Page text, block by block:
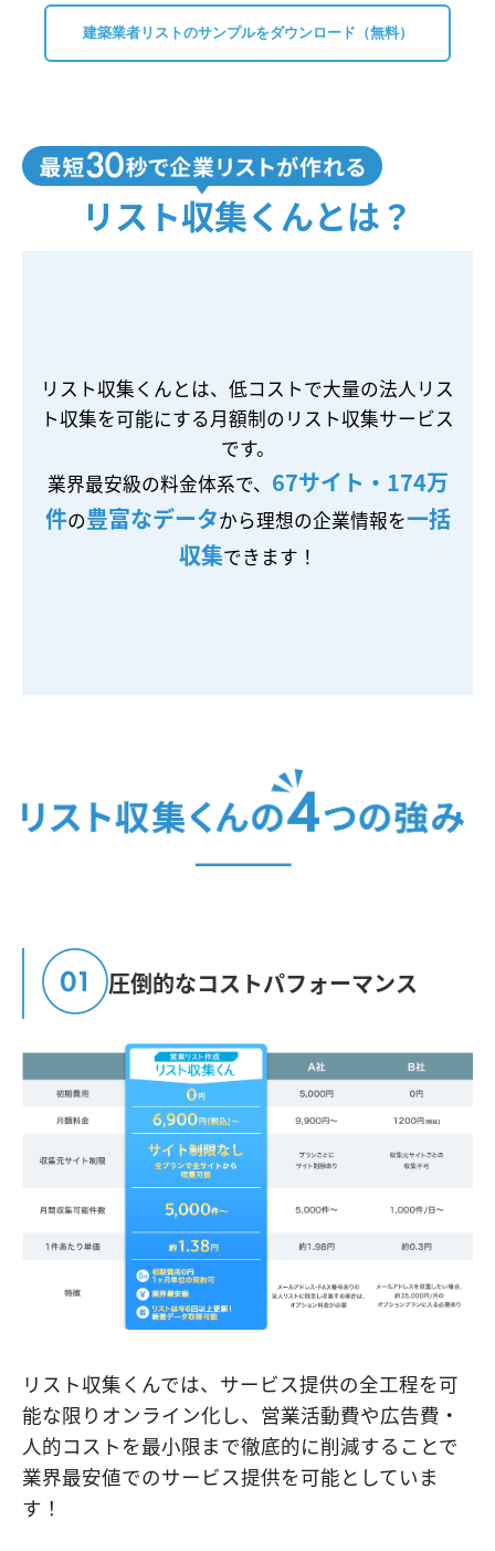
建築業者リストのサンプルをダウンロード（無料）
リスト収集くんとは？
リスト収集くんとは、低コストで大量の法人リス
ト収集を可能にする月額制のリスト収集サービス
です。
業界最安級の料金体系で、 67サイト・174万
件の豊富なデータから理想の企業情報を一括
収集できます！
圧倒的なコストパフォーマンス
リスト収集くんでは、サービス提供の全工程を可
能な限りオンライン化し、営業活動費や広告費・
人的コストを最小限まで徹底的に削減することで
業界最安値でのサービス提供を可能としていま
す！